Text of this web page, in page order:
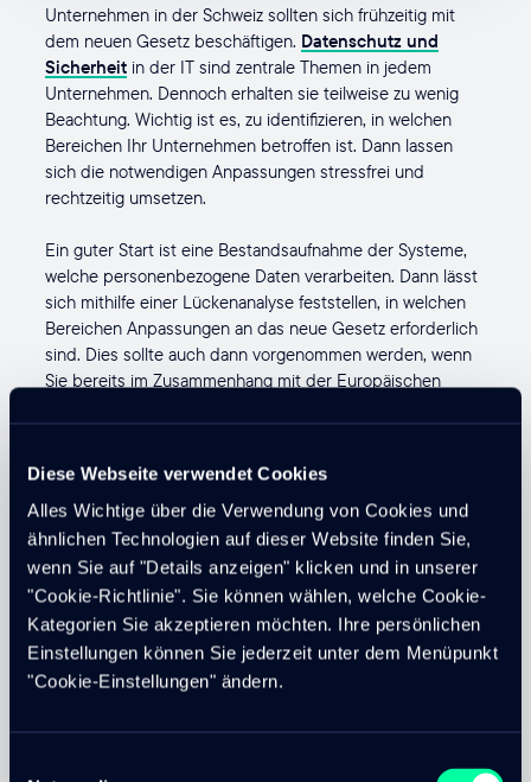
Diese Webseite verwendet Cookies
Alles Wichtige über die Verwendung von Cookies und
ähnlichen Technologien auf dieser Website finden Sie,
wenn Sie auf "Details anzeigen" klicken und in unserer
"Cookie-Richtlinie". Sie können wählen, welche Cookie-
Kategorien Sie akzeptieren möchten. Ihre persönlichen
Einstellungen können Sie jederzeit unter dem Menüpunkt
"Cookie-Einstellungen" ändern.
Unternehmen in der Schweiz sollten sich frühzeitig mit
dem neuen Gesetz beschäftigen. Datenschutz und
Sicherheitin der IT sind zentrale Themen in jedem
Unternehmen. Dennoch erhalten sie teilweise zu wenig
Beachtung. Wichtig ist es, zu identifizieren, in welchen
Bereichen Ihr Unternehmen betroffen ist. Dann lassen
sich die notwendigen Anpassungen stressfrei und
rechtzeitig umsetzen.
Ein guter Start ist eine Bestandsaufnahme der Systeme,
welche personenbezogene Daten verarbeiten. Dann lässt
sich mithilfe einer Lückenanalyse feststellen, in welchen
Bereichen Anpassungen an das neue Gesetz erforderlich
sind. Dies sollte auch dann vorgenommen werden, wenn
Sie bereits im Zusammenhang mit der Europäischen
haben. Das Schweizer DSG unterscheidet sich in diversen
Dies sind einige Punkte, die Sie im Rahmen des neuen
Datenschutzgesetzes benötigen, beziehungsweise
überprüfen sollten:
Datenschutzerklärung
Export von Daten
Auskunftsrecht
Pflichten für die Dokumentation